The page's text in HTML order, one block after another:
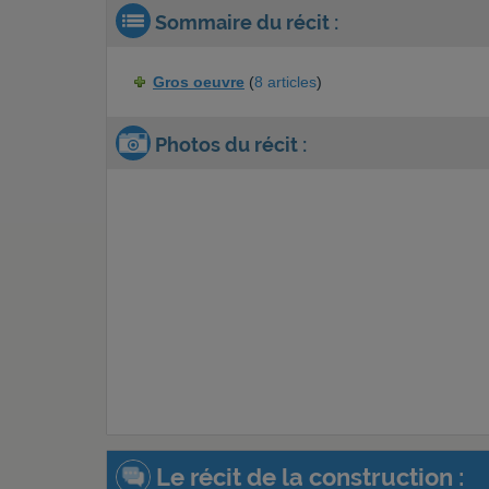
Sommaire du récit :
Gros oeuvre (8 articles)
Photos du récit :
Le récit de la construction :